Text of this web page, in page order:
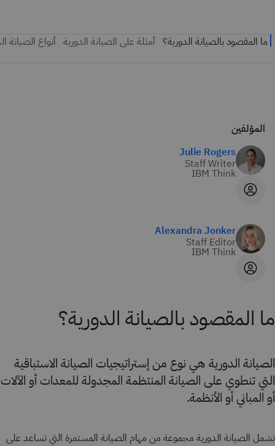
المؤلفين
Julie Rogers
Staff Writer
IBM Think
Alexandra Jonker
Staff Editor
IBM Think
ما المقصود بالصيانة الدورية؟
الصيانة الدورية هي نوع من إستراتيجيات الصيانة الاستباقية
التي تنطوي على الصيانة المنتظمة المجدولة للمعدات أو الآلات
أو المباني أو الأنظمة.
تشمل الصيانة الدورية مجموعة من مهام الصيانة المستمرة التي تساعد على